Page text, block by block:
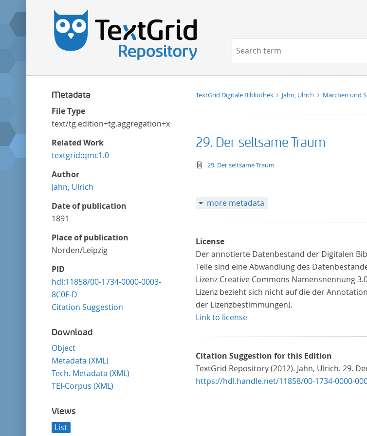
Navigation
Metadata
File Type
text/tg.edition+tg.aggregation+xml
Related Work
textgrid:qmc1.0
Author
Jahn, Ulrich
Date of publication
1891
Place of publication
Norden/Leipzig
PID
hdl:11858/00-1734-0000-0003-
8C0F-D
Citation Suggestion
Download
Object
Metadata (XML)
Tech. Metadata (XML)
TEI-Corpus (XML)
Views
List
TextGrid Digitale Bibliothek Jahn, Ulrich Märchen und
29. Der seltsame Traum
text/xml
29. Der seltsame Traum
more metadata
License
Der annotierte Datenbestand der Digitalen
Teile sind eine Abwandlung des
Lizenz Creative Commons Namensnennung
Lizenz bezieht sich nicht auf die der
der Lizenzbestimmungen).
Link to license
Citation Suggestion for this Edition
TextGrid Repository (2012). Jahn, Ulrich. 29.
https://hdl.handle.net/11858/00-1734-0000-